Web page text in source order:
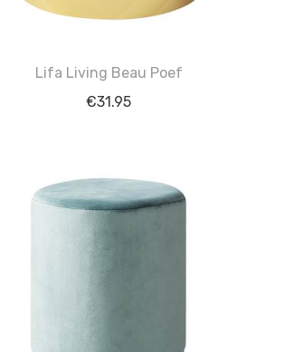
Lifa Living Beau Poef
€31.95